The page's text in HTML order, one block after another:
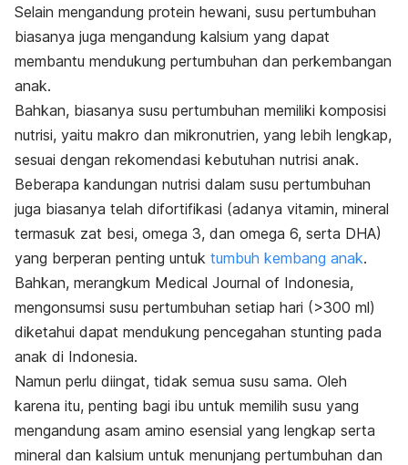
Selain mengandung protein hewani, susu pertumbuhan
biasanya juga mengandung kalsium yang dapat
membantu mendukung pertumbuhan dan perkembangan
anak.
Bahkan, biasanya susu pertumbuhan memiliki komposisi
nutrisi, yaitu makro dan mikronutrien, yang lebih lengkap,
sesuai dengan rekomendasi kebutuhan nutrisi anak.
Beberapa kandungan nutrisi dalam susu pertumbuhan
juga biasanya telah difortifikasi (adanya vitamin, mineral
termasuk zat besi, omega 3, dan omega 6, serta DHA)
yang berperan penting untuk tumbuh kembang anak.
Bahkan, merangkum Medical Journal of Indonesia,
mengonsumsi susu pertumbuhan setiap hari (>300 ml)
diketahui dapat mendukung pencegahan stunting pada
anak di Indonesia.
Namun perlu diingat, tidak semua susu sama. Oleh
karena itu, penting bagi ibu untuk memilih susu yang
mengandung asam amino esensial yang lengkap serta
mineral dan kalsium untuk menunjang pertumbuhan dan